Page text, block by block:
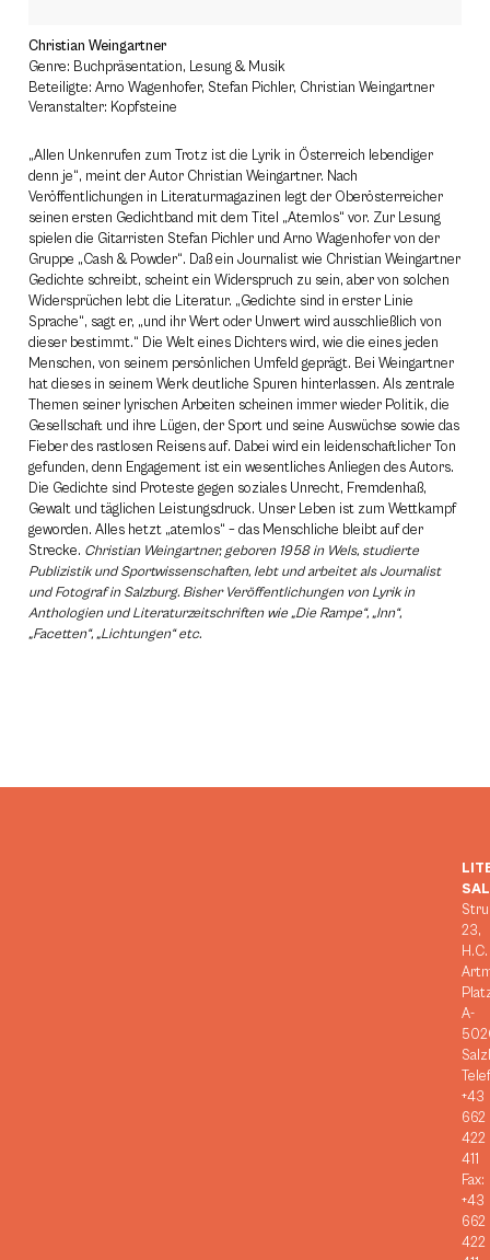
Christian Weingartner
Genre: Buchpräsentation, Lesung & Musik
Beteiligte: Arno Wagenhofer, Stefan Pichler, Christian Weingartner
Veranstalter: Kopfsteine
„Allen Unkenrufen zum Trotz ist die Lyrik in Österreich lebendiger
denn je“, meint der Autor Christian Weingartner. Nach
Veröffentlichungen in Literaturmagazinen legt der Oberösterreicher
seinen ersten Gedichtband mit dem Titel „Atemlos“ vor. Zur Lesung
spielen die Gitarristen Stefan Pichler und Arno Wagenhofer von der
Gruppe „Cash & Powder“. Daß ein Journalist wie Christian Weingartner
Gedichte schreibt, scheint ein Widerspruch zu sein, aber von solchen
Widersprüchen lebt die Literatur. „Gedichte sind in erster Linie
Sprache“, sagt er, „und ihr Wert oder Unwert wird ausschließlich von
dieser bestimmt.“ Die Welt eines Dichters wird, wie die eines jeden
Menschen, von seinem persönlichen Umfeld geprägt. Bei Weingartner
hat dieses in seinem Werk deutliche Spuren hinterlassen. Als zentrale
Themen seiner lyrischen Arbeiten scheinen immer wieder Politik, die
Gesellschaft und ihre Lügen, der Sport und seine Auswüchse sowie das
Fieber des rastlosen Reisens auf. Dabei wird ein leidenschaftlicher Ton
gefunden, denn Engagement ist ein wesentliches Anliegen des Autors.
Die Gedichte sind Proteste gegen soziales Unrecht, Fremdenhaß,
Gewalt und täglichen Leistungsdruck. Unser Leben ist zum Wettkampf
geworden. Alles hetzt „atemlos“ – das Menschliche bleibt auf der
Strecke. Christian Weingartner, geboren 1958 in Wels, studierte
Publizistik und Sportwissenschaften, lebt und arbeitet als Journalist
und Fotograf in Salzburg. Bisher Veröffentlichungen von Lyrik in
Anthologien und Literaturzeitschriften wie „Die Rampe“, „Inn“,
„Facetten“, „Lichtungen“ etc.
23,
H.C.
A-
+43
662
422
411
Fax:
+43
662
422